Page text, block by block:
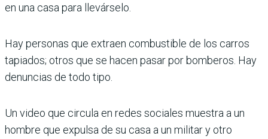
en una casa para llevárselo.
Hay personas que extraen combustible de los carros
tapiados; otros que se hacen pasar por bomberos. Hay
denuncias de todo tipo.
Un video que circula en redes sociales muestra a un
hombre que expulsa de su casa a un militar y otro